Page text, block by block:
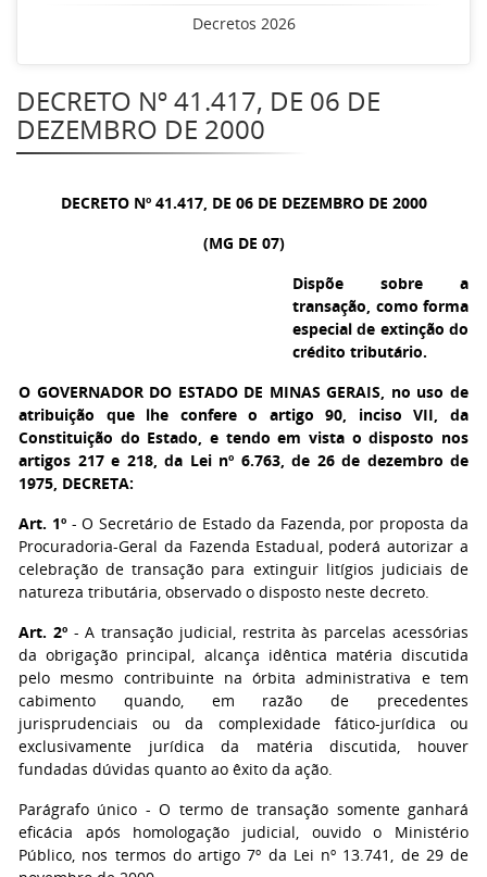
Decretos 2026
DECRETO Nº 41.417, DE 06 DE
DEZEMBRO DE 2000
DECRETO Nº 41.417, DE 06 DE DEZEMBRO DE 2000
(MG DE 07)
Dispõe sobre a
transação, como forma
especial de extinção do
crédito tributário.
O GOVERNADOR DO ESTADO DE MINAS GERAIS, no uso de
atribuição que lhe confere o artigo 90, inciso VII, da
Constituição do Estado, e tendo em vista o disposto nos
artigos 217 e 218, da Lei nº 6.763, de 26 de dezembro de
1975, DECRETA:
Art. 1º- O Secretário de Estado da Fazenda, por proposta da
Procuradoria-Geral da Fazenda Estadual, poderá autorizar a
celebração de transação para extinguir litígios judiciais de
natureza tributária, observado o disposto neste decreto.
Art. 2º- A transação judicial, restrita às parcelas acessórias
da obrigação principal, alcança idêntica matéria discutida
pelo mesmo contribuinte na órbita administrativa e tem
cabimento quando, em razão de precedentes
jurisprudenciais ou da complexidade fático-jurídica ou
exclusivamente jurídica da matéria discutida, houver
fundadas dúvidas quanto ao êxito da ação.
Parágrafo único - O termo de transação somente ganhará
eficácia após homologação judicial, ouvido o Ministério
Público, nos termos do artigo 7º da Lei nº 13.741, de 29 de